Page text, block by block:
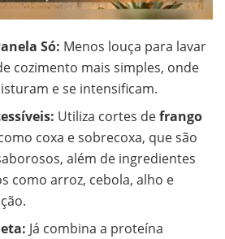
Só: Menos louça para lavar
cozimento mais simples, onde
e se intensificam.
Utiliza cortes defrango
coxa e sobrecoxa, que são
além de ingredientes
como arroz, cebola, alho e
Já combina a proteína